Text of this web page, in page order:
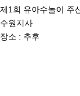
제1회 유아수놀이 주
수원지사
장소 : 추후